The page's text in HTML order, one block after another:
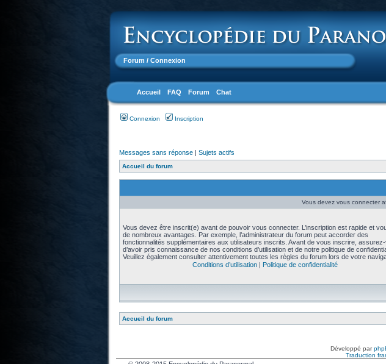
Forum / Connexion
Accueil FAQ Forum Chat
Connexion Inscription
Messages sans réponse| Sujets actifs
Accueil du forum
Vous devez vous connecter
Vous devez être inscrit(e) avant de pouvoir vous connecter. L’inscription est rapide et
de nombreux avantages. Par exemple, l’administrateur du forum peut accorder des
fonctionnalités supplémentaires aux utilisateurs inscrits. Avant de vous inscrire,
d’avoir pris connaissance de nos conditions d’utilisation et de notre politique de
Veuillez également consulter attentivement toutes les règles du forum lors de votre
Conditions d’utilisation| Politique de confidentialité
Accueil du forum
Développé par
Traduction